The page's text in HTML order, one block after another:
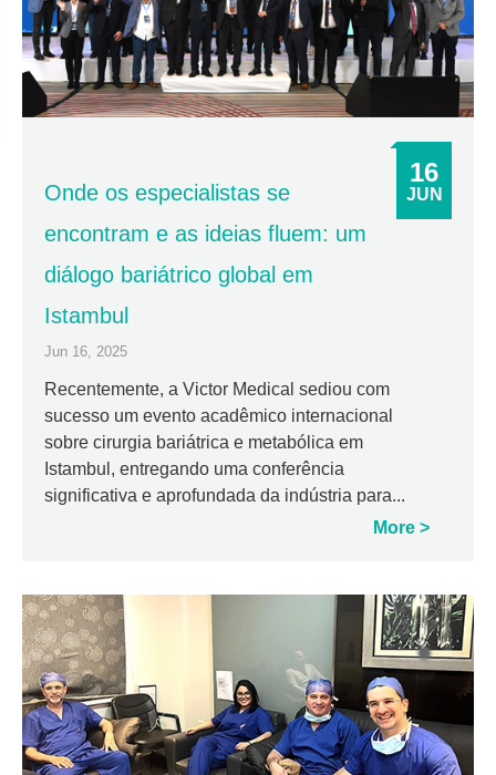
Onde os especialistas se
encontram e as ideias fluem: um
diálogo bariátrico global em
Istambul
Jun 16, 2025
Recentemente, a Victor Medical sediou com
sucesso um evento acadêmico internacional
sobre cirurgia bariátrica e metabólica em
Istambul, entregando uma conferência
significativa e aprofundada da indústria para...
More
16
JUN